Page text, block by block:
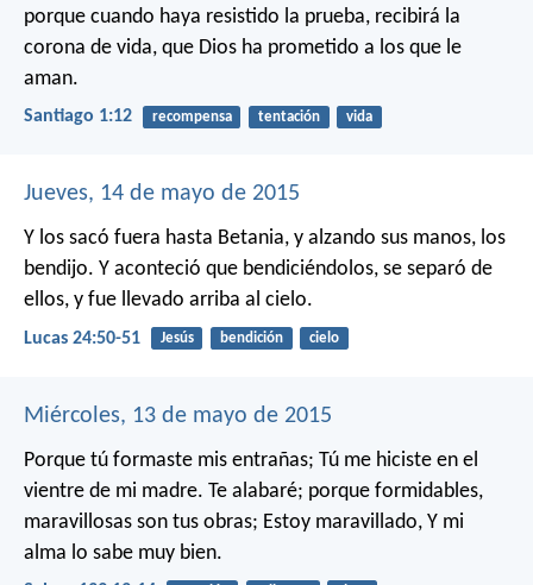
porque cuando haya resistido la prueba, recibirá la
corona de vida, que Dios ha prometido a los que le
aman.
Santiago 1:12 recompensa tentación vida
Jueves, 14 de mayo de 2015
Y los sacó fuera hasta Betania, y alzando sus manos, los
bendijo. Y aconteció que bendiciéndolos, se separó de
ellos, y fue llevado arriba al cielo.
Lucas 24:50-51 Jesús bendición cielo
Miércoles, 13 de mayo de 2015
Porque tú formaste mis entrañas; Tú me hiciste en el
vientre de mi madre. Te alabaré; porque formidables,
maravillosas son tus obras; Estoy maravillado, Y mi
alma lo sabe muy bien.